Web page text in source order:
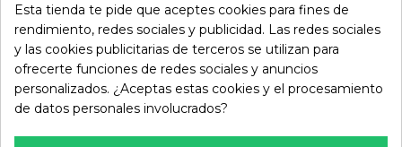
Puede darse de baja en cualquier momento. Para ello, consulte nuestra
información de contacto en el aviso legal.
Esta tienda te pide que aceptes cookies para fines de
rendimiento, redes sociales y publicidad. Las redes sociales
y las cookies publicitarias de terceros se utilizan para
ofrecerte funciones de redes sociales y anuncios
personalizados. ¿Aceptas estas cookies y el procesamiento
de datos personales involucrados?